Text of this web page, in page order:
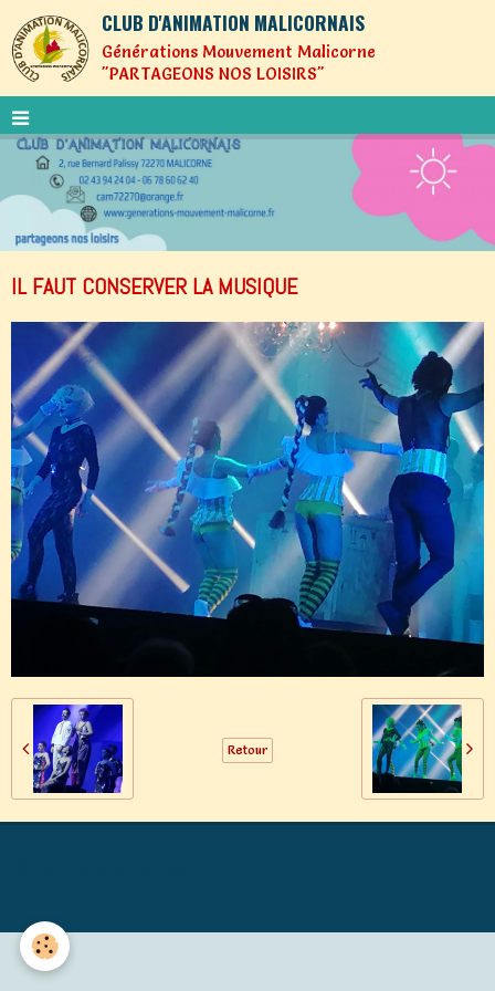
CLUB D'ANIMATION MALICORNAIS
Générations Mouvement Malicorne
"PARTAGEONS NOS LOISIRS"
IL FAUT CONSERVER LA MUSIQUE
Retour